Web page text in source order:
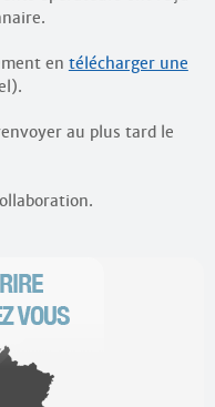
Comprendre et parler
un lieu d’alphabétisation
en télécharger une
au plus tard le